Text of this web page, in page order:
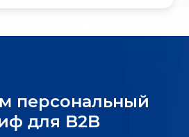
персональный
для B2B